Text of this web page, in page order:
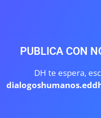
PUBLICA CON
DH te espera,